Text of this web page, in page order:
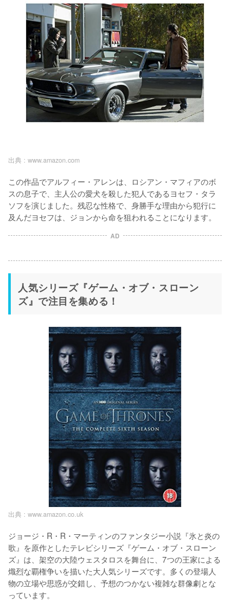
出典 : www.amazon.com
この作品でアルフィー・アレンは、ロシアン・マフィアのボ
スの息子で、主人公の愛犬を殺した犯人であるヨセフ・タラ
ソフを演じました。残忍な性格で、身勝手な理由から犯行に
及んだヨセフは、ジョンから命を狙われることになります。
AD
人気シリーズ『ゲーム・オブ・スローン
ズ』で注目を集める！
出典 : www.amazon.co.uk
ジョージ・R・R・マーティンのファンタジー小説『氷と炎の
歌』を原作としたテレビシリーズ『ゲーム・オブ・スローン
ズ』は、架空の大陸ウェスタロスを舞台に、7つの王家による
熾烈な覇権争いを描いた大人気シリーズです。多くの登場人
物の立場や思惑が交錯し、予想のつかない複雑な群像劇とな
っています。